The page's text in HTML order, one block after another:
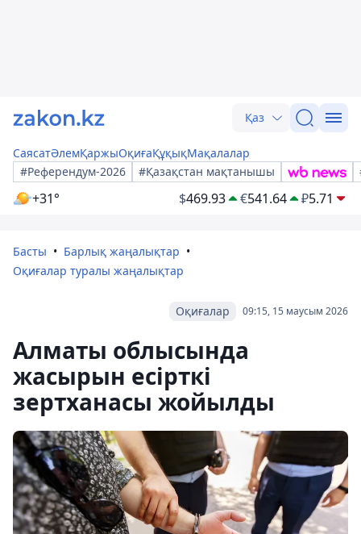
Қаз
СаясатӘлемҚаржыОқиғаҚұқықМақалалар
#Референдум-2026
#Қазақстан мақтанышы
+31° $469.93 €541.64 ₽5.71
Басты
Барлық жаңалықтар
Оқиғалар туралы жаңалықтар
09:15, 15 маусым 2026
Оқиғалар
Алматы облысында
жасырын есірткі
зертханасы жойылды